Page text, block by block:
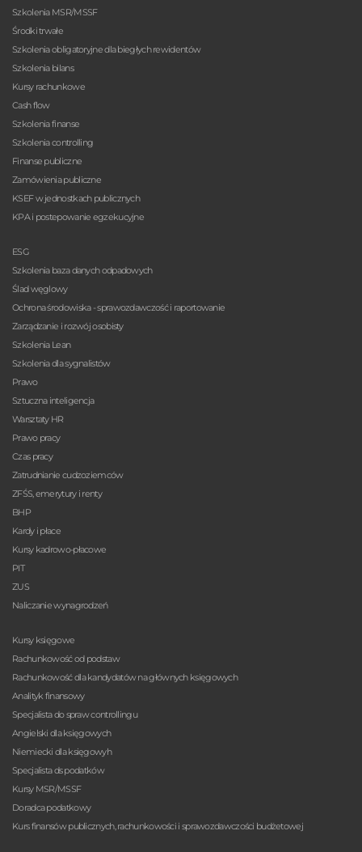
Szkolenia MSR/MSSF
Środki trwałe
Szkolenia obligatoryjne dla biegłych rewidentów
Szkolenia bilans
Kursy rachunkowe
Cash flow
Szkolenia finanse
Szkolenia controlling
Finanse publiczne
Zamówienia publiczne
KSEF w jednostkach publicznych
KPA i postepowanie egzekucyjne
ESG
Szkolenia baza danych odpadowych
Ślad węglowy
Ochrona środowiska - sprawozdawczość i raportowanie
Zarządzanie i rozwój osobisty
Szkolenia Lean
Szkolenia dla sygnalistów
Prawo
Sztuczna inteligencja
Warsztaty HR
Prawo pracy
Czas pracy
Zatrudnianie cudzoziemców
ZFŚS, emerytury i renty
BHP
Kardy i płace
Kursy kadrowo-płacowe
PIT
ZUS
Naliczanie wynagrodzeń
Kursy księgowe
Rachunkowość od podstaw
Rachunkowość dla kandydatów na głównych księgowych
Analityk finansowy
Specjalista do spraw controllingu
Angielski dla księgowych
Niemiecki dla księgowyh
Specjalista ds podatków
Kursy MSR/MSSF
Doradca podatkowy
Kurs finansów publicznych, rachunkowości i sprawozdawczości budżetowej